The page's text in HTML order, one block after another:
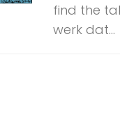
find the
werk dat...